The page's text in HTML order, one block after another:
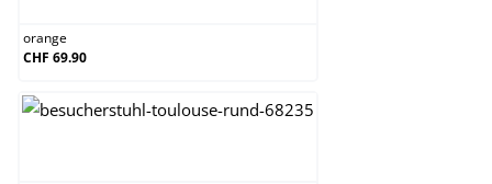
orange
CHF 69.90